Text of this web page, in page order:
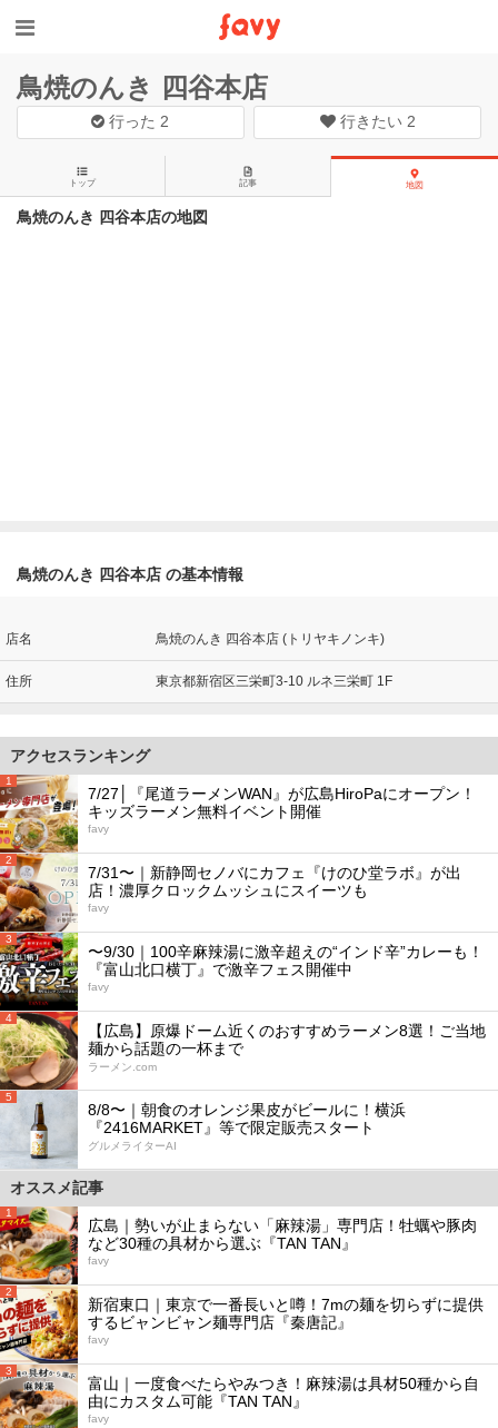
鳥焼のんき 四谷本店
行った 2 行きたい 2
トップ 記事 地図
鳥焼のんき 四谷本店の地図
鳥焼のんき 四谷本店 の基本情報
店名 鳥焼のんき 四谷本店 (トリヤキノンキ)
住所 東京都新宿区三栄町3-10 ルネ三栄町 1F
アクセスランキング
1
7/27│『尾道ラーメンWAN』が広島HiroPaにオープン！
キッズラーメン無料イベント開催
favy
2
7/31〜｜新静岡セノバにカフェ『けのひ堂ラボ』が出
店！濃厚クロックムッシュにスイーツも
favy
3
〜9/30｜100辛麻辣湯に激辛超えの“インド辛”カレーも！
『富山北口横丁』で激辛フェス開催中
favy
4
【広島】原爆ドーム近くのおすすめラーメン8選！ご当地
麺から話題の一杯まで
ラーメン.com
5
8/8〜｜朝食のオレンジ果皮がビールに！横浜
『2416MARKET』等で限定販売スタート
グルメライターAI
オススメ記事
1
広島｜勢いが止まらない「麻辣湯」専門店！牡蠣や豚肉
など30種の具材から選ぶ『TAN TAN』
favy
2
新宿東口｜東京で一番長いと噂！7mの麺を切らずに提供
するビャンビャン麺専門店『秦唐記』
favy
3
富山｜一度食べたらやみつき！麻辣湯は具材50種から自
由にカスタム可能『TAN TAN』
favy